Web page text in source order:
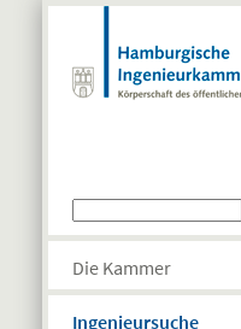
Direkt zum Inhalt
Suchformular
Die Kammer
Ingenieursuche